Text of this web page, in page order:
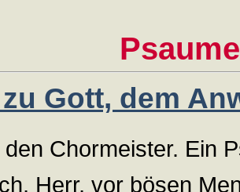
Gott, dem
den Chormeister. Ein
Herr, vor bösen